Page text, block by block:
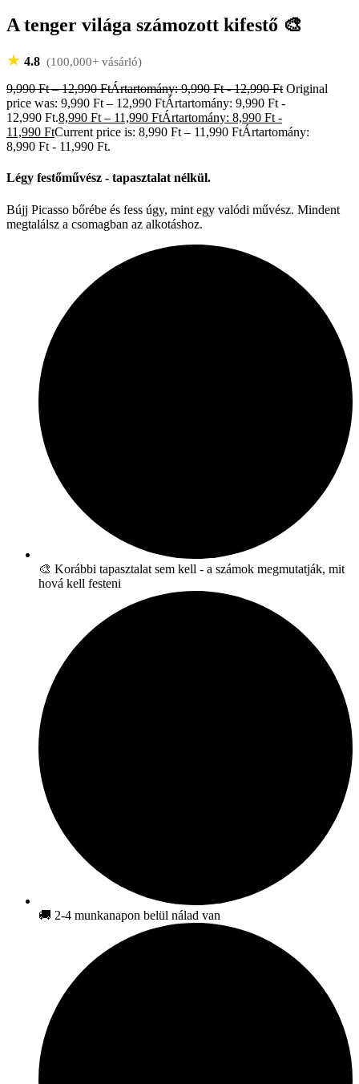
A tenger világa számozott kifestő 🎨
★ 4.8 (100,000+ vásárló)
9,990Ft – 12,990FtÁrtartomány: 9,990 Ft - 12,990 Ft Original
price was: 9,990 Ft – 12,990 FtÁrtartomány: 9,990 Ft -
12,990 Ft.8,990 Ft – 11,990 FtÁrtartomány: 8,990 Ft -
11,990 FtCurrent price is: 8,990 Ft – 11,990 FtÁrtartomány:
8,990 Ft - 11,990 Ft.
Légy festőművész - tapasztalat nélkül.
Bújj Picasso bőrébe és fess úgy, mint egy valódi művész. Mindent
megtalálsz a csomagban az alkotáshoz.
🎨 Korábbi tapasztalat sem kell - a számok megmutatják, mit
hová kell festeni
🚚 2-4 munkanapon belül nálad van